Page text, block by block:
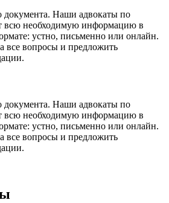
документа. Наши адвокаты по
всю необходимую информацию в
устно, письменно или онлайн.
все вопросы и предложить
документа. Наши адвокаты по
всю необходимую информацию в
устно, письменно или онлайн.
все вопросы и предложить